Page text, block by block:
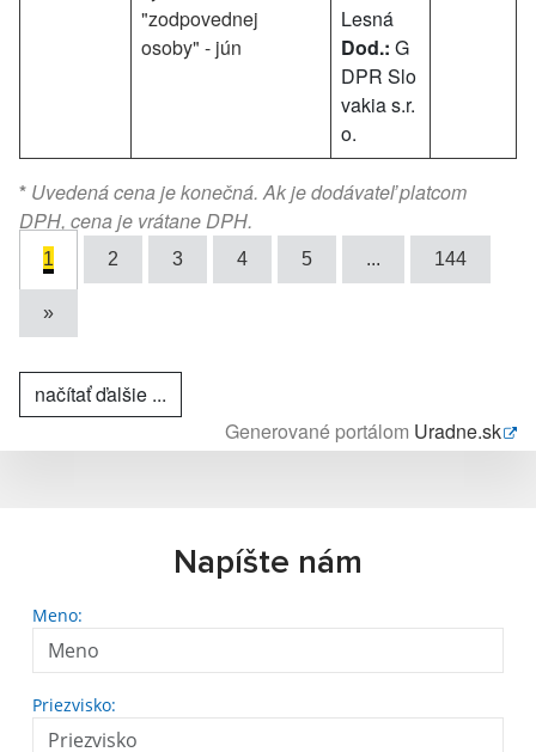
"zodpovednej
osoby" - jún
Lesná
Dod.: G
DPR Slo
vakia s.r.
o.
* Uvedená cena je konečná. Ak je dodávateľ platcom
DPH, cena je vrátane DPH.
1 2 3 4 5 ... 144
»
načítať ďalšie ...
Generované portálom Uradne.sk
Napíšte nám
Meno:
Priezvisko: